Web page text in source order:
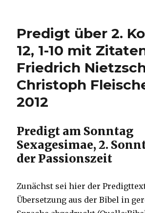
Predigt über 2.
12, 1-10 mit
Friedrich
Christoph
2012
Predigt am Sonntag
Sexagesimae, 2.
der Passionszeit
Zunächst sei hier der
Übersetzung aus der Bibel in